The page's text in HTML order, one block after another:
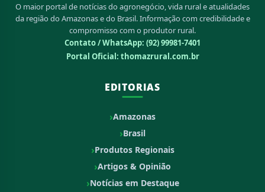
O maior portal de notícias do agronegócio, vida rural e atualidades
da região do Amazonas e do Brasil. Informação com credibilidade e
compromisso com o produtor rural.
Contato / WhatsApp: (92) 99981-7401
Portal Oficial: thomazrural.com.br
EDITORIAS
Amazonas
Brasil
Produtos Regionais
Artigos & Opinião
Notícias em Destaque